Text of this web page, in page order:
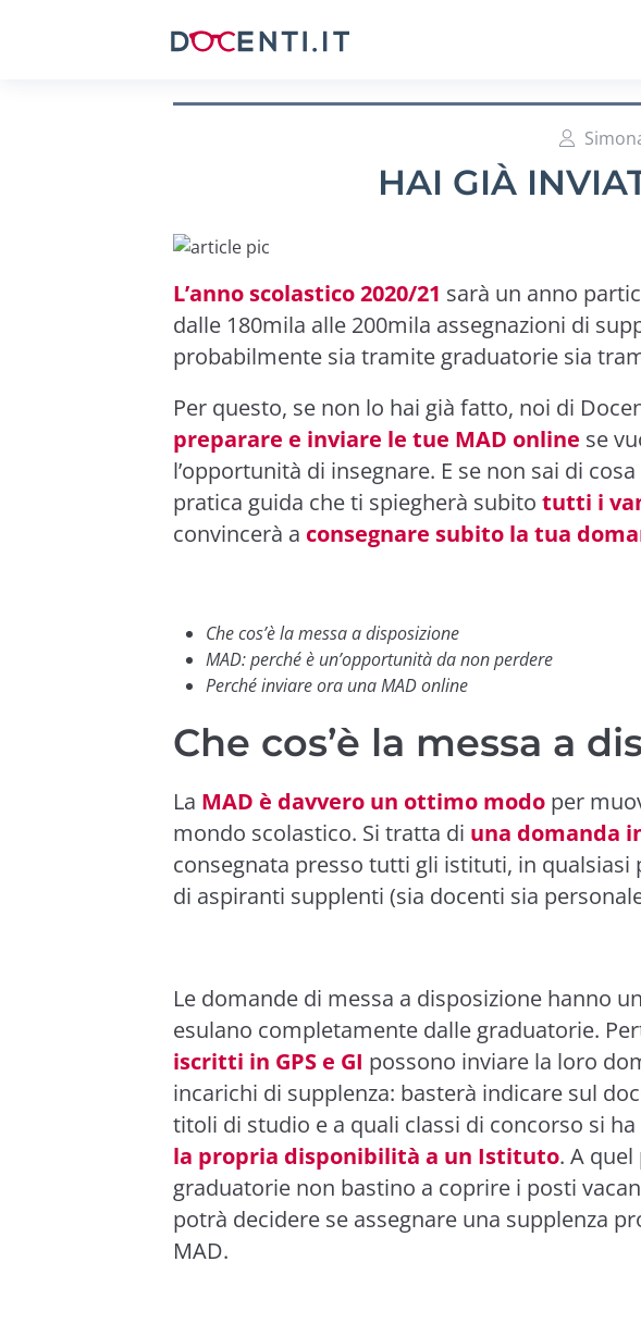
HAI GIÀ
L’anno scolastico 2020/21 sarà un anno
dalle 180mila alle 200mila assegnazioni di
probabilmente sia tramite graduatorie sia
Per questo, se non lo hai già fatto, noi di
preparare e inviare le tue MAD online se
l’opportunità di insegnare. E se non sai di
pratica guida che ti spiegherà subito tutti i
convincerà a consegnare subito la tua
Che cos’è la messa a disposizione
MAD: perché è un’opportunità da non perdere
Perché inviare ora una MAD online
Che cos’è la messa a
La MAD è davvero un ottimo modo per
mondo scolastico. Si tratta di una domanda
consegnata presso tutti gli istituti, in qualsiasi
di aspiranti supplenti (sia docenti sia
Le domande di messa a disposizione hanno
esulano completamente dalle graduatorie.
iscritti in GPS e GI possono inviare la loro
incarichi di supplenza: basterà indicare sul
titoli di studio e a quali classi di concorso si ha
la propria disponibilità a un Istituto. A
graduatorie non bastino a coprire i posti
potrà decidere se assegnare una supplenza
MAD.